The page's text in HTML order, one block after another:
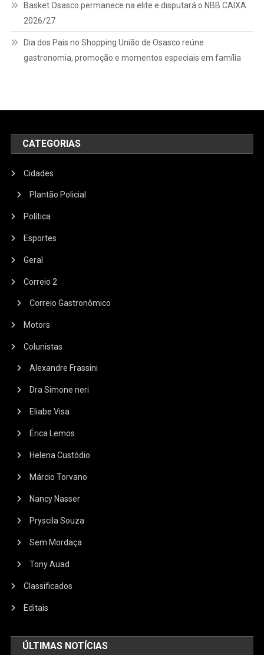
Basket Osasco permanece na elite e disputará o NBB CAIXA
2026/27
Dia dos Pais no Shopping União de Osasco reúne
gastronomia, promoção e momentos especiais em família
CATEGORIAS
Cidades
Plantão Policial
Política
Esportes
Geral
Correio 2
Correio Gastronômico
Motors
Colunistas
Alexandre Frassini
Dra Simone neri
Eliabe Visa
Érica Lemos
Helena Custódio
Márcio Torvano
Nancy Nasser
Pryscila Souza
Sem Mordaça
Tony Auad
Classificados
Editais
ÚLTIMAS NOTÍCIAS